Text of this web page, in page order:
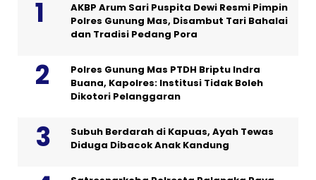
AKBP Arum Sari Puspita Dewi Resmi Pimpin
Polres Gunung Mas, Disambut Tari Bahalai
dan Tradisi Pedang Pora
Polres Gunung Mas PTDH Briptu Indra
Buana, Kapolres: Institusi Tidak Boleh
Dikotori Pelanggaran
Subuh Berdarah di Kapuas, Ayah Tewas
Diduga Dibacok Anak Kandung